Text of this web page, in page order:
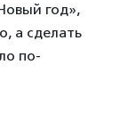
год»,
а сделать
по-